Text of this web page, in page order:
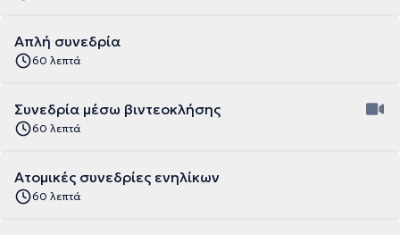
Απλή συνεδρία
60 λεπτά
Συνεδρία μέσω βιντεοκλήσης
60 λεπτά
Ατομικές συνεδρίες ενηλίκων
60 λεπτά